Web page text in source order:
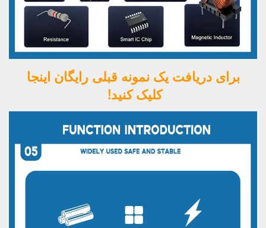
کلیک کنید!